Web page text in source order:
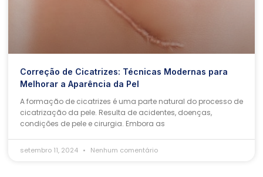
Correção de Cicatrizes: Técnicas Modernas para
Melhorar a Aparência da Pel
A formação de cicatrizes é uma parte natural do processo de
cicatrização da pele. Resulta de acidentes, doenças,
condições de pele e cirurgia. Embora as
setembro 11, 2024 Nenhum comentário